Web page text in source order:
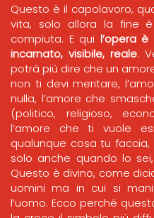
Questo è il capolavoro,
vita, solo allora la fine è
compiuta. E qui l’opera
incarnato, visibile, reale.
potrà più dire che un
non ti devi meritare,
nulla, l’amore che
(politico, religioso,
l’amore che ti vuole
qualunque cosa tu
solo anche quando lo
Questo è divino, come
uomini ma in cui si
l’uomo. Ecco perché